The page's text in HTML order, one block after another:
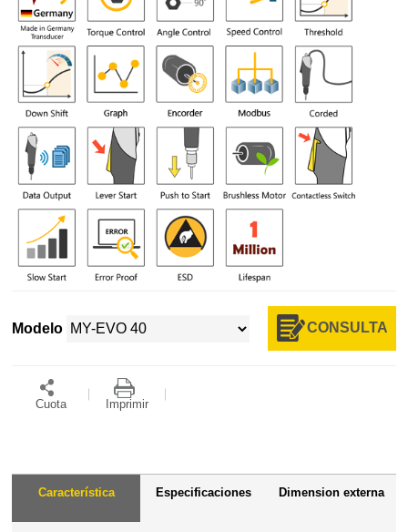
Modelo CONSULTA
Cuota Imprimir
Característica Especificaciones Dimension externa